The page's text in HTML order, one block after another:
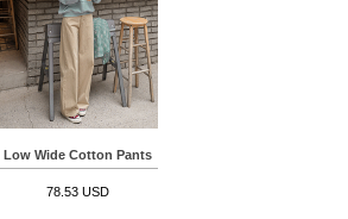
Low Wide Cotton Pants
78.53 USD